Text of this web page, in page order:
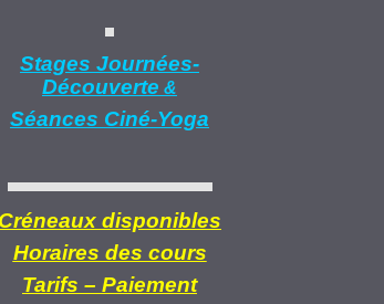
Stages Journées-
Découverte &
Séances Ciné-Yoga
disponibles
Horaires des cours
Tarifs – Paiement